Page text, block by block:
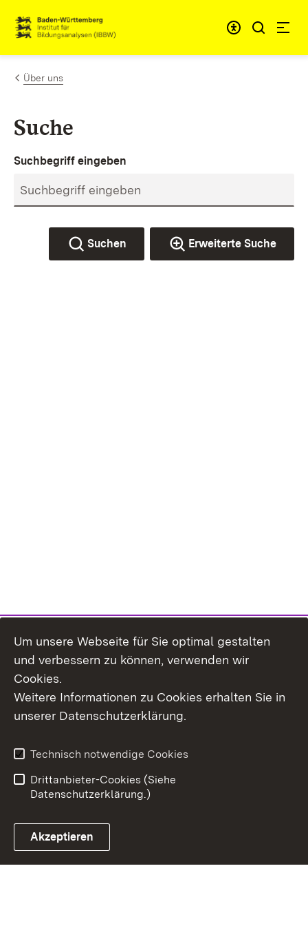
Zum Inhalt springen
Link zur Startseite
Über uns
Suche
Suchbegriff eingeben
Suchen Erweiterte Suche
Erklärung zur
Benutzungshinweise
Um unsere Webseite für Sie optimal gestalten
und verbessern zu können, verwenden wir
Cookies.
Weitere Informationen zu Cookies erhalten Sie in
unserer Datenschutzerklärung.
Technisch notwendige Cookies
Drittanbieter-Cookies (Siehe
Datenschutzerklärung.)
Akzeptieren